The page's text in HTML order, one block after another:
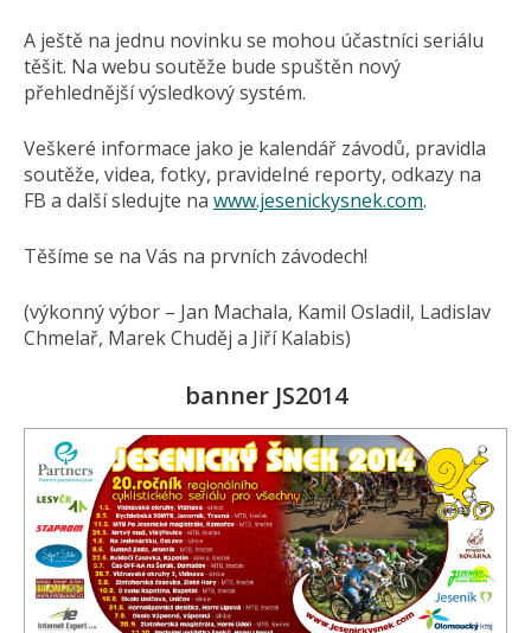
A ještě na jednu novinku se mohou účastníci seriálu
těšit. Na webu soutěže bude spuštěn nový
přehlednější výsledkový systém.
Veškeré informace jako je kalendář závodů, pravidla
soutěže, videa, fotky, pravidelné reporty, odkazy na
FB a další sledujte na www.jesenickysnek.com.
Těšíme se na Vás na prvních závodech!
(výkonný výbor – Jan Machala, Kamil Osladil, Ladislav
Chmelař, Marek Chuděj a Jiří Kalabis)
banner JS2014